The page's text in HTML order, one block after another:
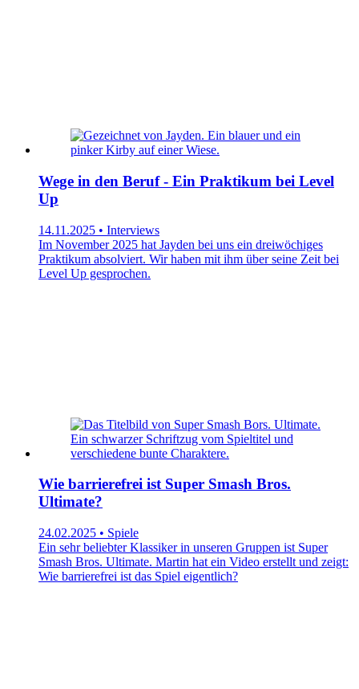
Wege in den Beruf - Ein Praktikum bei Level
Up
14.11.2025 • Interviews
Im November 2025 hat Jayden bei uns ein dreiwöchiges
Praktikum absolviert. Wir haben mit ihm über seine Zeit bei
Level Up gesprochen.
Wie barrierefrei ist Super Smash Bros.
Ultimate?
24.02.2025 • Spiele
Ein sehr beliebter Klassiker in unseren Gruppen ist Super
Smash Bros. Ultimate. Martin hat ein Video erstellt und zeigt:
Wie barrierefrei ist das Spiel eigentlich?